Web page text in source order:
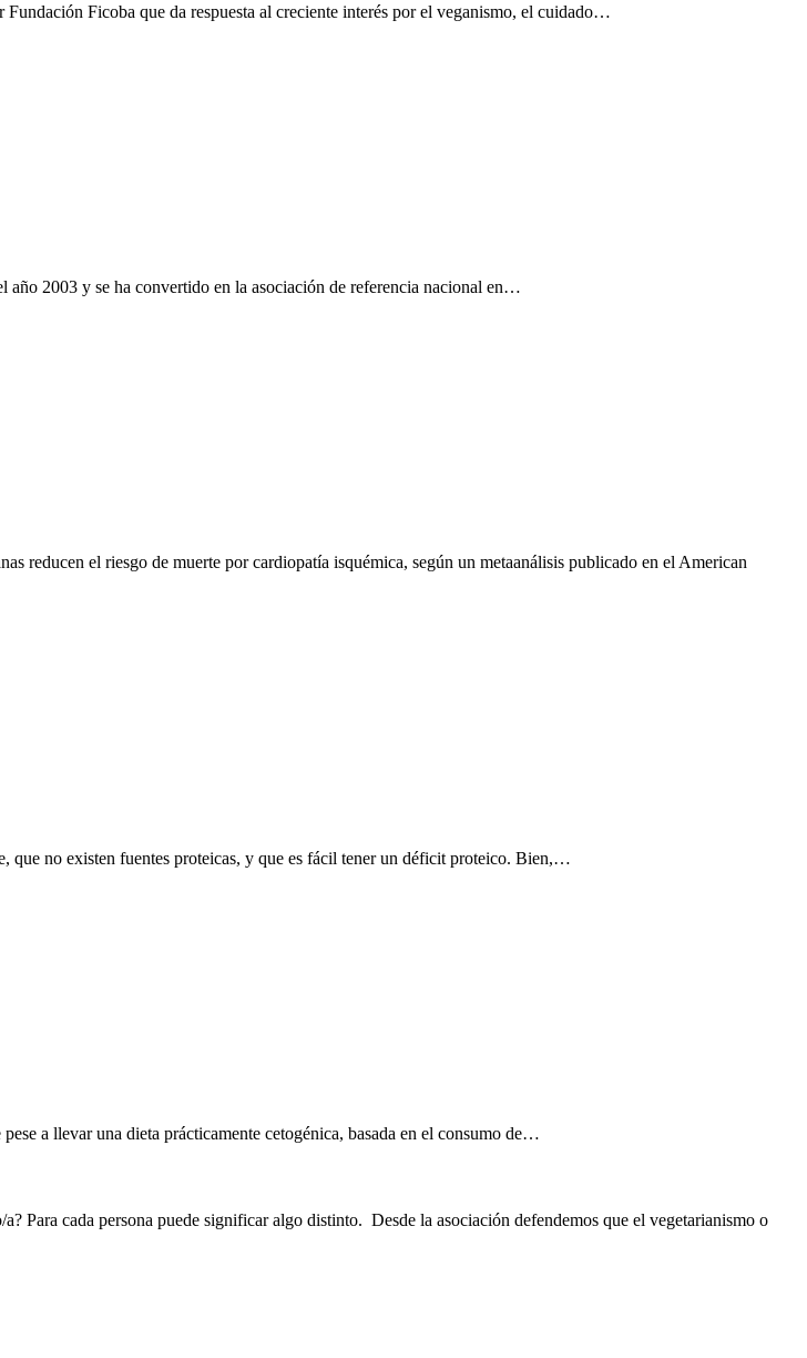
Ficoba que da respuesta al creciente interés por el veganismo, el cuidado…
2003 y se ha convertido en la asociación de referencia nacional en…
reducen el riesgo de muerte por cardiopatía isquémica, según un metaanálisis publicado en el American
que no existen fuentes proteicas, y que es fácil tener un déficit proteico. Bien,…
a llevar una dieta prácticamente cetogénica, basada en el consumo de…
Para cada persona puede significar algo distinto. Desde la asociación defendemos que el vegetarianismo o